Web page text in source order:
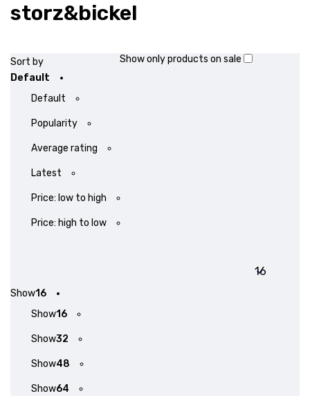
storz&bickel
Sort by
Default
Default
Popularity
Average rating
Latest
Price: low to high
Price: high to low
Show16
Show16
Show32
Show48
Show64